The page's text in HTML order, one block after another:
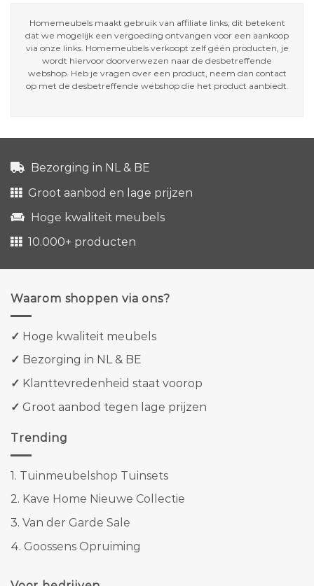
Homemeubels maakt gebruik van affiliate links, dit betekent
dat we mogelijk een vergoeding ontvangen voor een aankoop
via onze links. Homemeubels verkoopt zelf géén producten, je
wordt hiervoor doorverwezen naar de desbetreffende
webshop. Heb je vragen over een product, neem dan contact
op met de desbetreffende webshop die het product aanbiedt.
Bezorging in NL & BE
Groot aanbod en lage prijzen
Hoge kwaliteit meubels
10.000+ producten
Waarom shoppen via ons?
✓ Hoge kwaliteit meubels
✓ Bezorging in NL & BE
✓ Klanttevredenheid staat voorop
✓ Groot aanbod tegen lage prijzen
Trending
1. Tuinmeubelshop Tuinsets
2. Kave Home Nieuwe Collectie
3. Van der Garde Sale
4. Goossens Opruiming